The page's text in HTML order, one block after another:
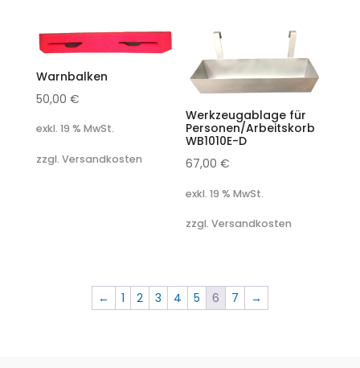
Warnbalken
50,00 €
exkl. 19 % MwSt.
zzgl. Versandkosten
Werkzeugablage für
Personen/Arbeitskorb
WB1010E-D
67,00€
exkl. 19 % MwSt.
zzgl. Versandkosten
← 1 2 3 4 5 6 7 →